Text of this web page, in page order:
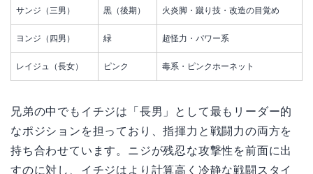
サンジ（三男） 黒（後期） 火炎脚・蹴り技・改造の目覚め
ヨンジ（四男） 緑 超怪力・パワー系
レイジュ（長女） ピンク 毒系・ピンクホーネット
兄弟の中でもイチジは「長男」として最もリーダー的
なポジションを担っており、指揮力と戦闘力の両方を
持ち合わせています。ニジが残忍な攻撃性を前面に出
すのに対し、イチジはより計算高く冷静な戦闘スタイ